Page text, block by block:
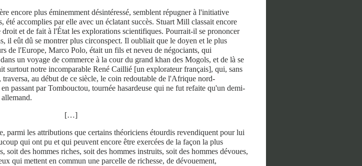
encore plus éminemment désintéressé, semblent répugner à l'initiative
été accomplies par elle avec un éclatant succès. Stuart Mill classait encore
et de fait à l'État les explorations scientifiques. Pourrait-il se prononcer
il eût dû se montrer plus circonspect. Il oubliait que le doyen et le plus
de l'Europe, Marco Polo, était un fils et neveu de négociants, qui
un voyage de commerce à la cour du grand khan des Mogols, et de là se
surtout notre incomparable René Caillié [un explorateur français], qui, sans
traversa, au début de ce siècle, le coin redoutable de l'Afrique nord-
passant par Tombouctou, tournée hasardeuse qui ne fut refaite qu'un demi-
[…]
parmi les attributions que certains théoriciens étourdis revendiquent pour lui
qui ont pu et qui peuvent encore être exercées de la façon la plus
soit des hommes riches, soit des hommes instruits, soit des hommes dévoues,
qui mettent en commun une parcelle de richesse, de dévouement,